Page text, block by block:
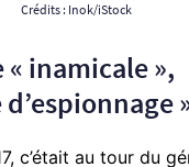
Crédits : Inok/iStock
inamicale »,
, c’était au tour du